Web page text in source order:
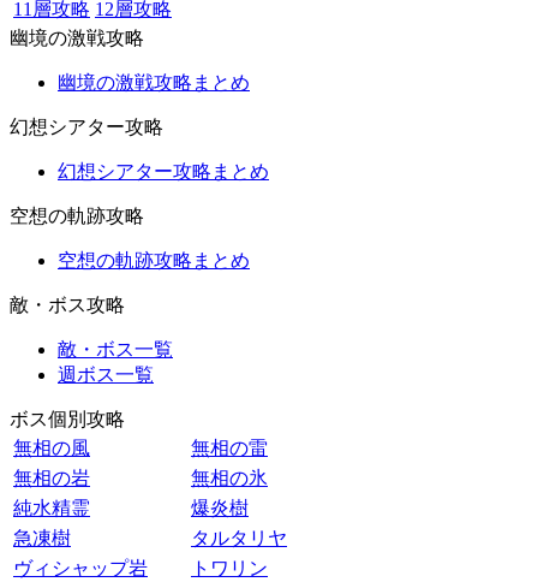
11層攻略 12層攻略
幽境の激戦攻略
幽境の激戦攻略まとめ
幻想シアター攻略
幻想シアター攻略まとめ
空想の軌跡攻略
空想の軌跡攻略まとめ
敵・ボス攻略
敵・ボス一覧
週ボス一覧
ボス個別攻略
無相の風
無相の雷
無相の岩
無相の氷
純水精霊
爆炎樹
急凍樹
タルタリヤ
ヴィシャップ岩
トワリン